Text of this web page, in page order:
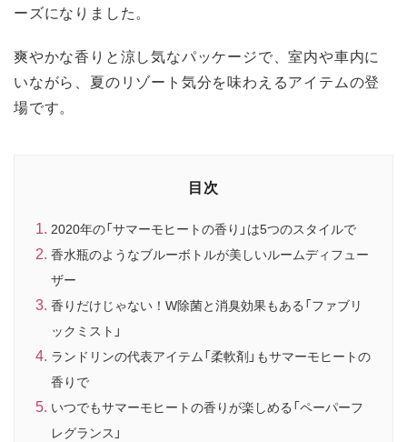
ーズになりました。
爽やかな香りと涼し気なパッケージで、室内や車内に
いながら、夏のリゾート気分を味わえるアイテムの登
場です。
目次
2020年の「サマーモヒートの香り」は5つのスタイルで
香水瓶のようなブルーボトルが美しいルームディフュー
ザー
香りだけじゃない！W除菌と消臭効果もある「ファブリ
ックミスト」
ランドリンの代表アイテム「柔軟剤」もサマーモヒートの
香りで
いつでもサマーモヒートの香りが楽しめる「ペーパーフ
レグランス」